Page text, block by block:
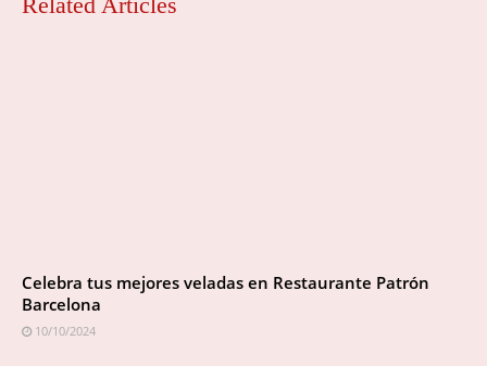
Celebra tus mejores veladas en Restaurante Patrón
Barcelona
10/10/2024